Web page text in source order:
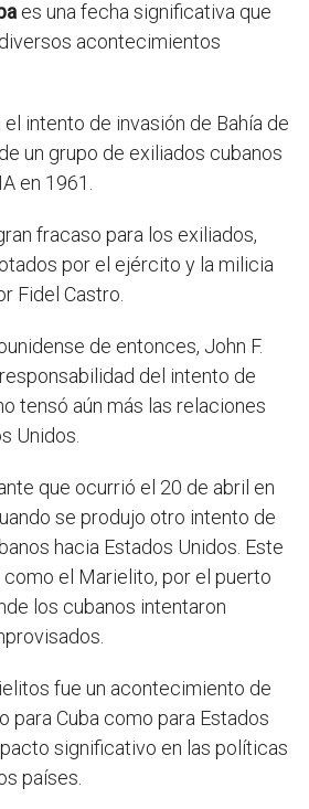
es una fecha significativa que
acontecimientos
intento de invasión de Bahía de
un grupo de exiliados cubanos
en 1961.
fracaso para los exiliados,
por el ejército y la milicia
Fidel Castro.
de entonces, John F.
del intento de
tensó aún más las relaciones
Unidos.
que ocurrió el 20 de abril en
se produjo otro intento de
hacia Estados Unidos. Este
el Marielito, por el puerto
los cubanos intentaron
fue un acontecimiento de
para Cuba como para Estados
significativo en las políticas
países.